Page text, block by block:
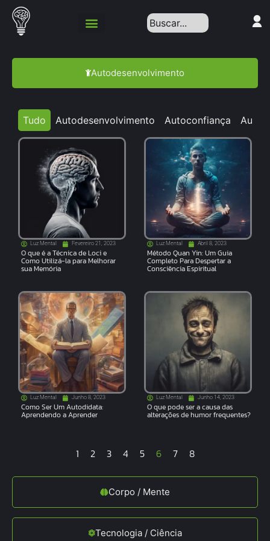
Autodesenvolvimento
Corpo / Mente
Tecnologia / Ciência
Autodesenvolvimento Autoconfiança
Tudo
Luz Mental Fevereiro 21, 2023
O que é a Técnica de Loci e
Como Utilizá-la para Melhorar
sua Memória
Luz Mental Abril 8, 2023
Método Quan Yin: Um Guia
Completo Para Despertar a
Consciência Espiritual
Luz Mental Junho 8, 2023
Como Ser Um Autodidata:
Aprendendo a Aprender
Luz Mental Junho 14, 2023
O que pode ser a causa das
alterações de humor frequentes?
1 2 3 4 5 6 7 8